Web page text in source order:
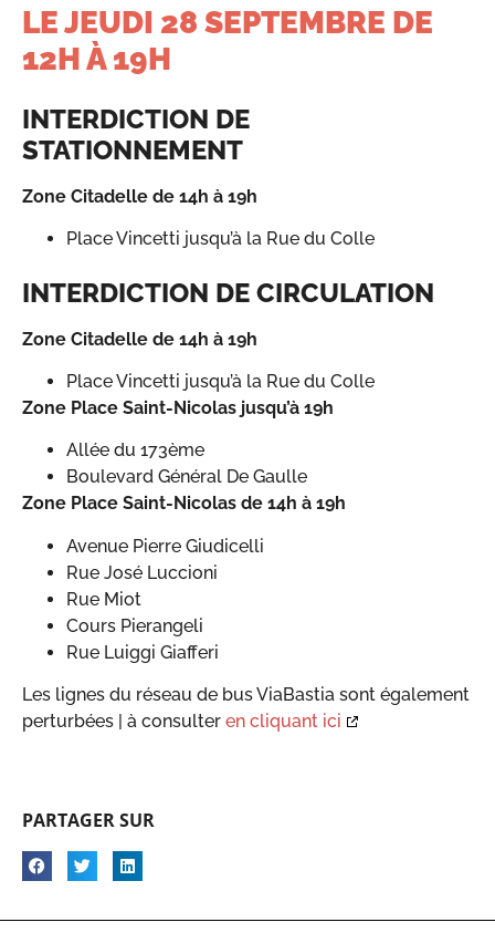
LE JEUDI 28 SEPTEMBRE DE
12H À 19H
INTERDICTION DE
STATIONNEMENT
Zone Citadelle de 14h à 19h
Place Vincetti jusqu’à la Rue du Colle
INTERDICTION DE CIRCULATION
Zone Citadelle de 14h à 19h
Place Vincetti jusqu’à la Rue du Colle
Zone Place Saint-Nicolas jusqu’à 19h
Allée du 173ème
Boulevard Général De Gaulle
Zone Place Saint-Nicolas de 14h à 19h
Avenue Pierre Giudicelli
Rue José Luccioni
Rue Miot
Cours Pierangeli
Rue Luiggi Giafferi
Les lignes du réseau de bus ViaBastia sont également
perturbées | à consulter en cliquant ici
PARTAGER SUR